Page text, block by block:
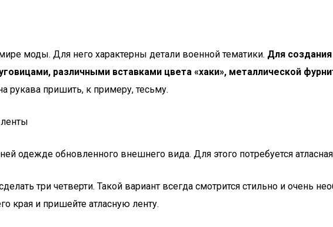
моды. Для него характерны детали военной тематики. Для
различными вставками цвета «хаки», металлической
рукава пришить, к примеру, тесьму.
одежде обновленного внешнего вида. Для этого потребуется
три четверти. Такой вариант всегда смотрится стильно и очень
края и пришейте атласную ленту.